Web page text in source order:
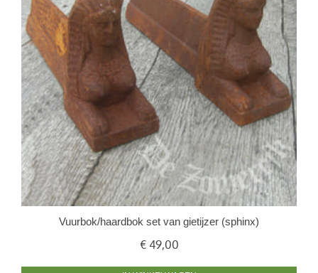
Vuurbok/haardbok set van gietijzer (sphinx)
€49,00